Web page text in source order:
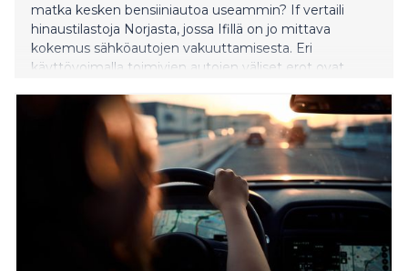
matka kesken bensiiniautoa useammin? If vertaili
hinaustilastoja Norjasta, jossa Ifillä on jo mittava
kokemus sähköautojen vakuuttamisesta. Eri
käyttövoimalla toimivien autojen väliset erot ovat
sähköautoilijan on kuitenkin syytä varautua
energiankulutuksen merkittävään kasvuun.